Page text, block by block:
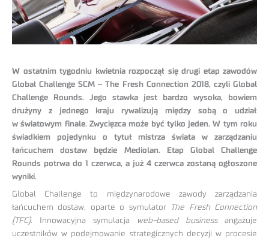
W ostatnim tygodniu kwietnia rozpoczął się drugi etap zawodów
Global Challenge SCM – The Fresh Connection 2018, czyli Global
Challenge Rounds. Jego stawka jest bardzo wysoka, bowiem
drużyny z jednego kraju rywalizują między sobą o udział
w światowym finale. Zwycięzca może być tylko jeden. W tym roku
świadkiem pojedynku o tytuł mistrza świata w zarządzaniu
łańcuchem dostaw będzie Mediolan. Etap Global Challenge
Rounds potrwa do 1 czerwca, a już 4 czerwca zostaną ogłoszone
wyniki.
Global Challenge to międzynarodowe zawody zarządzania
łańcuchem dostaw, oparte o symulator
The Fresh Connection
(TFC). Innowacyjna symulacja web-based businessangażuje
uczestników w podejmowanie strategicznych decyzji w procesie